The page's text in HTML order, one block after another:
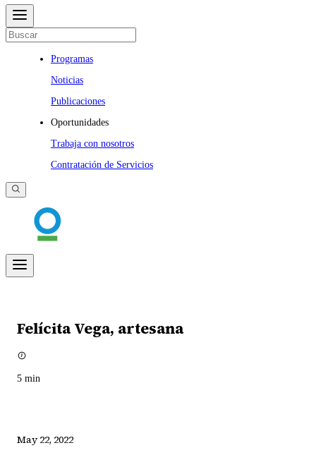
Programas
Noticias
Publicaciones
Oportunidades
Trabaja con nosotros
Contratación de Servicios
Felícita Vega, artesana
5 min
May 22, 2022